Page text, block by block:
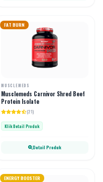
FAT BURN
MUSCLEMEDS
Musclemeds Carnivor Shred Beef
Protein Isolate
(21)
Klik Detail Produk
Detail Produk
ENERGY BOOSTER